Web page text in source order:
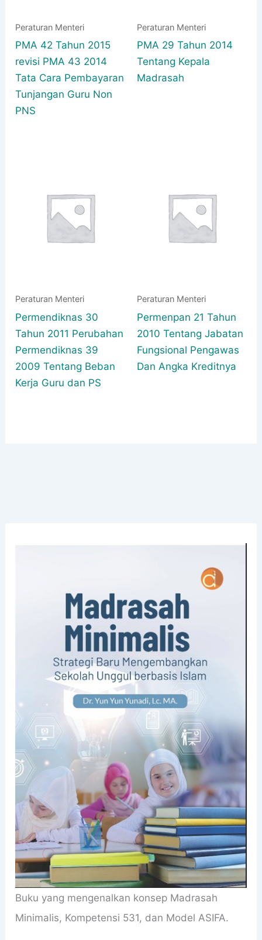
Peraturan Menteri
PMA 42 Tahun 2015
revisi PMA 43 2014
Tata Cara Pembayaran
Tunjangan Guru Non
PNS
Peraturan Menteri
PMA 29 Tahun 2014
Tentang Kepala
Madrasah
Peraturan Menteri
Permendiknas 30
Tahun 2011 Perubahan
Permendiknas 39
2009 Tentang Beban
Kerja Guru dan PS
Peraturan Menteri
Permenpan 21 Tahun
2010 Tentang Jabatan
Fungsional Pengawas
Dan Angka Kreditnya
Buku yang mengenalkan konsep Madrasah
Minimalis, Kompetensi 531, dan Model ASIFA.